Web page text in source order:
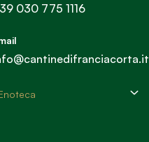
030 775 1116